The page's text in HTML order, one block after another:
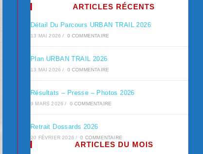
ARTICLES RÉCENTS
Détail Du Parcours URBAN TRAIL 2026
13 MAI 2026 / 0 COMMENTAIRE
Plan URBAN TRAIL 2026
13 MAI 2026 / 0 COMMENTAIRE
Résultats – Presse – Photos 2026
9 MARS 2026 / 0 COMMENTAIRE
Retrait Dossards 2026
20 FÉVRIER 2026 / 0 COMMENTAIRE
ARTICLES DU MOIS